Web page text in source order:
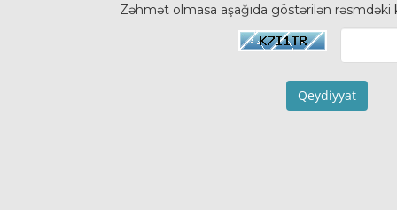
Zəhmət olmasa aşağıda göstərilən rəsmdəki